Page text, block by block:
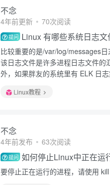
不念
4年前更新 70次阅读
提问 Linux 有哪些系统日志文
比较重要的是/var/log/messages日
该日志文件是许多进程日志文件的
外，如果胖友的系统里有 ELK 日
Linux教程
不念
4年前发布 63次阅读
提问 如何停止Linux中正在运
要停止正在运行的进程，请使用 kill